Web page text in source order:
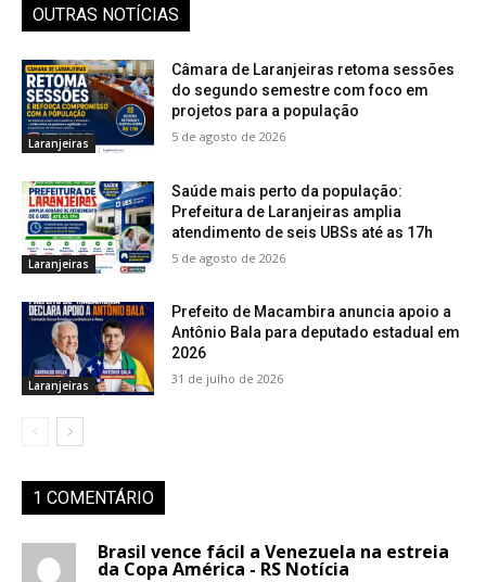
OUTRAS NOTÍCIAS
Laranjeiras
Câmara de Laranjeiras retoma sessões
do segundo semestre com foco em
projetos para a população
5 de agosto de 2026
Laranjeiras
Saúde mais perto da população:
Prefeitura de Laranjeiras amplia
atendimento de seis UBSs até as 17h
5 de agosto de 2026
Laranjeiras
Prefeito de Macambira anuncia apoio a
Antônio Bala para deputado estadual em
2026
31 de julho de 2026
1 COMENTÁRIO
Brasil vence fácil a Venezuela na estreia
da Copa América - RS Notícia